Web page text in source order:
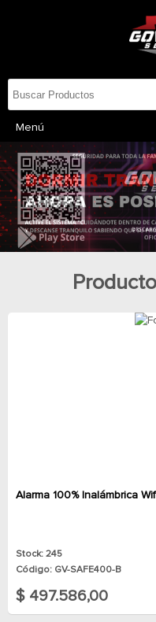
Menú
Alarma 100% Inalámbrica
Stock: 245
Código: GV-SAFE400-B
$ 497.586,00